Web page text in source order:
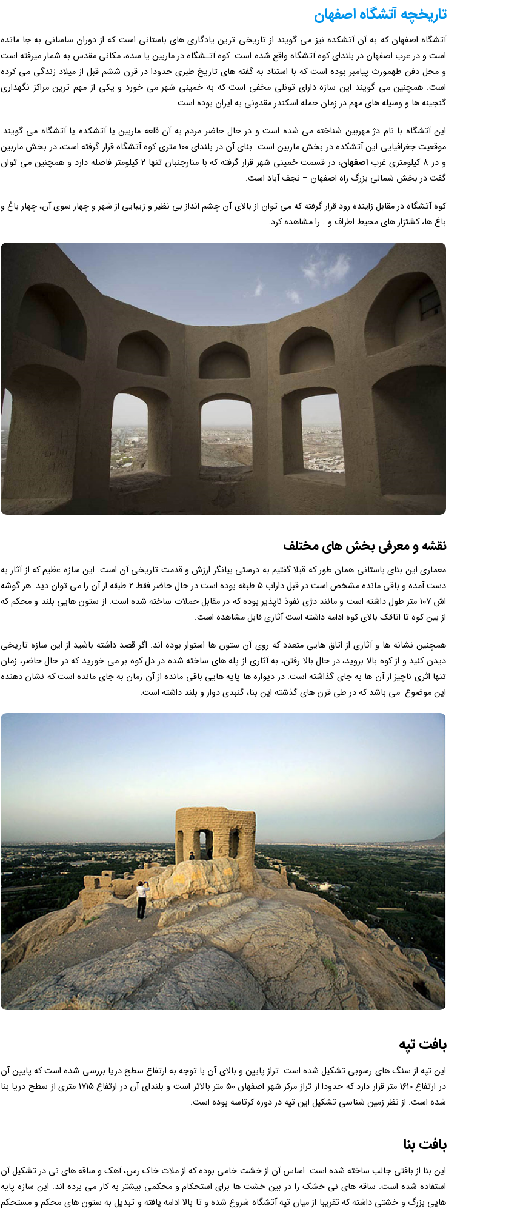
تاریخچه آتشگاه اصفهان
آتشگاه اصفهان که به آن آتشکده نیز می گویند از تاریخی ترین یادگاری های باستانی است که از دوران ساسانی به جا مانده
است و در غرب اصفهان در بلندای کوه آتشگاه واقع شده است. کوه آتـشگاه در ماربین یا سده، مکانی مقدس به شمار میرفته است
و محل دفن طهمورث پیامبر بوده است که با استناد به گفته های تاریخ طبری حدودا در قرن ششم قبل از میلاد زندگی می کرده
است. همچنین می گویند این سازه دارای تونلی مخفی است که به خمینی شهر می خورد و یکی از مهم ترین مراکز نگهداری
گنجینه ها و وسیله های مهم در زمان حمله اسکندر مقدونی به ایران بوده است.
این آتشگاه با نام دژ مهربین شناخته می شده است و در حال حاضر مردم به آن قلعه ماربین یا آتشکده یا آتشگاه می گویند.
موقعیت جغرافیایی این آتشکده در بخش ماربین است. بنای آن در بلندای ۱۰۰ متری کوه آتشگاه قرار گرفته است، در بخش ماربین
و در ۸ کیلومتری غرب
اصفهان
، در قسمت خمینی شهر قرار گرفته که با منارجنبان تنها ۲ کیلومتر فاصله دارد و همچنین می توان
گفت در بخش شمالی بزرگ راه اصفهان – نجف آباد است.
کوه آتشگاه در مقابل زاینده رود قرار گرفته که می توان از بالای آن چشم انداز بی نظیر و زیبایی از شهر و چهار سوی آن، چهار باغ و
باغ ها، کشتزار های محیط اطراف و… را مشاهده کرد.
نقشه و معرفی بخش های مختلف
معماری این بنای باستانی همان طور که قبلا گفتیم به درستی بیانگر ارزش و قدمت تاریخی آن است. این سازه عظیم که از آثار به
دست آمده و باقی مانده مشخص است در قبل داراب ۵ طبقه بوده است در حال حاضر فقط ۲ طبقه از آن را می توان دید. هر گوشه
اش ۱۰۷ متر طول داشته است و مانند دژی نفوذ ناپذیر بوده که در مقابل حملات ساخته شده است. از ستون هایی بلند و محکم که
از بین کوه تا اتاقک بالای کوه ادامه داشته است آثاری قابل مشاهده است.
همچنین نشانه ها و آثاری از اتاق هایی متعدد که روی آن ستون ها استوار بوده اند. اگر قصد داشته باشید از این سازه تاریخی
دیدن کنید و از کوه بالا بروید، در حال بالا رفتن، به آثاری از پله های ساخته شده در دل کوه بر می خورید که در حال حاضر، زمان
تنها اثری ناچیز از آن ها به جای گذاشته است. در دیواره ها پایه هایی باقی مانده از آن زمان به جای مانده است که نشان دهنده
این موضوع می باشد که در طی قرن های گذشته این بنا، گنبدی دوار و بلند داشته است.
بافت تپه
این تپه از سنگ های رسوبی تشکیل شده است. تراز پایین و بالای آن با توجه به ارتفاع سطح دریا بررسی شده است که پایین آن
در ارتفاع ۱۶۱۰ متر قرار دارد که حدودا از تراز مرکز شهر اصفهان ۵۰ متر بالاتر است و بلندای آن در ارتفاع ۱۷۱۵ متری از سطح دریا بنا
شده است. از نظر زمین شناسی تشکیل این تپه در دوره کرتاسه بوده است.
بافت بنا
این بنا از بافتی جالب ساخته شده است. اساس آن از خشت خامی بوده که از ملات خاک رس، آهک و ساقه های نی در تشکیل آن
استفاده شده است. ساقه های نی خشک را در بین خشت ها برای استحکام و محکمی بیشتر به کار می برده اند. این سازه پایه
هایی بزرگ و خشتی داشته که تقریبا از میان تپه آتشگاه شروع شده و تا بالا ادامه یافته و تبدیل به ستون های محکم و مستحکم